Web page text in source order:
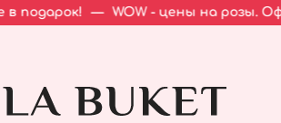
WOW - цены на розы. Оформление в